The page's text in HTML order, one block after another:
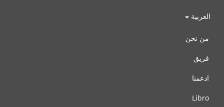
العربية
من نحن
فريق
ادعمنا
Libro